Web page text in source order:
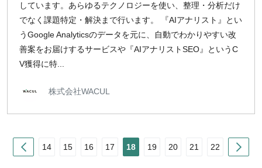
しています。あらゆるテクノロジーを使い、整理・分析だけ
でなく課題特定・解決まで行います。 『AIアナリスト』とい
うGoogle Analyticsのデータを元に、自動でわかりやすい改
善案をお届けするサービスや『AIアナリストSEO』というC
V獲得に特...
株式会社WACUL
Prev
14 15 16 17 18 19 20 21 22